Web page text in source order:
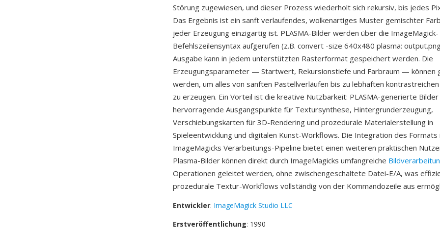
Störung zugewiesen, und dieser Prozess wiederholt sich rekursiv, bis jedes
Das Ergebnis ist ein sanft verlaufendes, wolkenartiges Muster gemischter
jeder Erzeugung einzigartig ist. PLASMA-Bilder werden über die ImageMagick-
Befehlszeilensyntax aufgerufen (z.B. convert -size 640x480 plasma:
Ausgabe kann in jedem unterstützten Rasterformat gespeichert werden. Die
Erzeugungsparameter — Startwert, Rekursionstiefe und Farbraum — können
werden, um alles von sanften Pastellverläufen bis zu lebhaften
zu erzeugen. Ein Vorteil ist die kreative Nutzbarkeit: PLASMA-generierte Bilder
hervorragende Ausgangspunkte für Textursynthese, Hintergrunderzeugung,
Verschiebungskarten für 3D-Rendering und prozedurale Materialerstellung in
Spieleentwicklung und digitalen Kunst-Workflows. Die Integration des Formats
ImageMagicks Verarbeitungs-Pipeline bietet einen weiteren praktischen
Plasma-Bilder können direkt durch ImageMagicks umfangreiche
Operationen geleitet werden, ohne zwischengeschaltete Datei-E/A, was
prozedurale Textur-Workflows vollständig von der Kommandozeile aus
Entwickler: ImageMagick Studio LLC
Erstveröffentlichung: 1990